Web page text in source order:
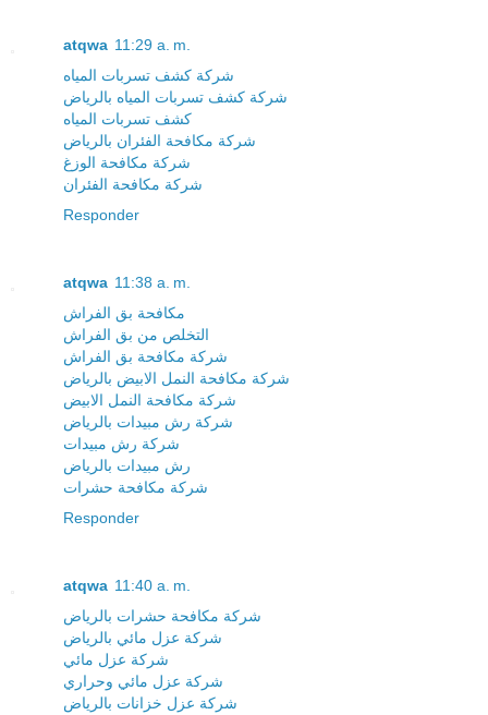
atqwa 11:29 a. m.
شركة كشف تسربات المياه
شركة كشف تسربات المياه بالرياض
كشف تسربات المياه
شركة مكافحة الفئران بالرياض
شركة مكافحة الوزغ
شركة مكافحة الفئران
Responder
atqwa 11:38 a. m.
مكافحة بق الفراش
التخلص من بق الفراش
شركة مكافحة بق الفراش
شركة مكافحة النمل الابيض بالرياض
شركة مكافحة النمل الابيض
شركة رش مبيدات بالرياض
شركة رش مبيدات
رش مبيدات بالرياض
شركة مكافحة حشرات
Responder
atqwa 11:40 a. m.
شركة مكافحة حشرات بالرياض
شركة عزل مائي بالرياض
شركة عزل مائي
شركة عزل مائي وحراري
شركة عزل خزانات بالرياض